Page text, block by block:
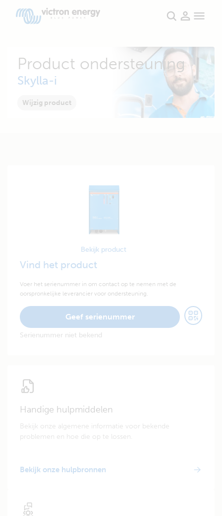
Product ondersteuning
Skylla-i
Wijzig product
Bekijk product
Vind het product
Voer het serienummer in om contact op te nemen met de
oorspronkelijke leverancier voor ondersteuning.
Geef serienummer
Serienummer niet bekend
Handige hulpmiddelen
Bekijk onze algemene informatie voor bekende
problemen en hoe die op te lossen.
Bekijk onze hulpbronnen